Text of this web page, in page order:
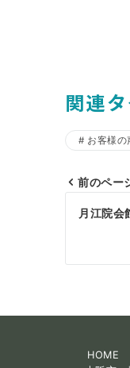
関連
お客様の
ナ
ゲ
前のペー
月江院会
HOME